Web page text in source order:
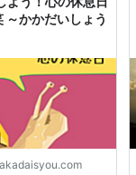
～かかだいしょう